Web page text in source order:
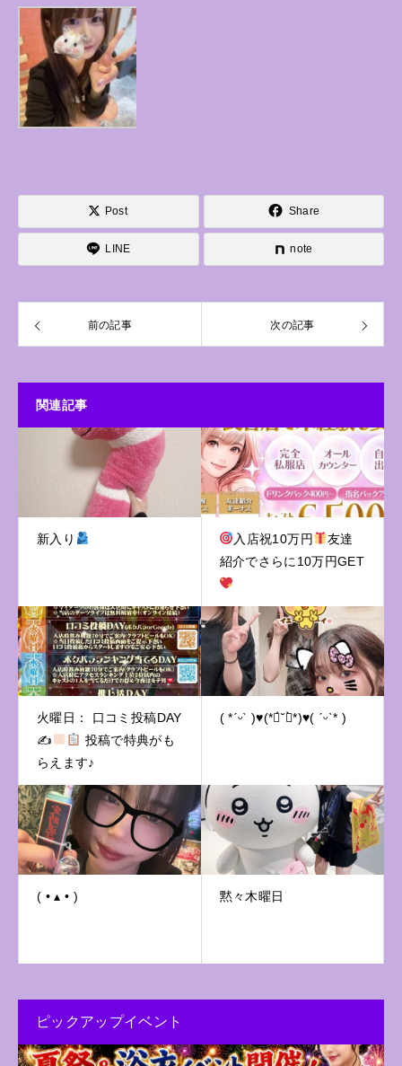
Post Share
LINE note
前の記事 次の記事
関連記事
新入り 入店祝10万円
友達
紹介でさらに10万円GET
火曜日： 口コミ投稿DAY
✍
投稿で特典がも
らえます♪
( *ˊᵕˋ )♥(*ฅ́˘ฅ̀*)♥( ˊᵕˋ* )
( • ▴ • ) 黙々木曜日
ピックアップイベント